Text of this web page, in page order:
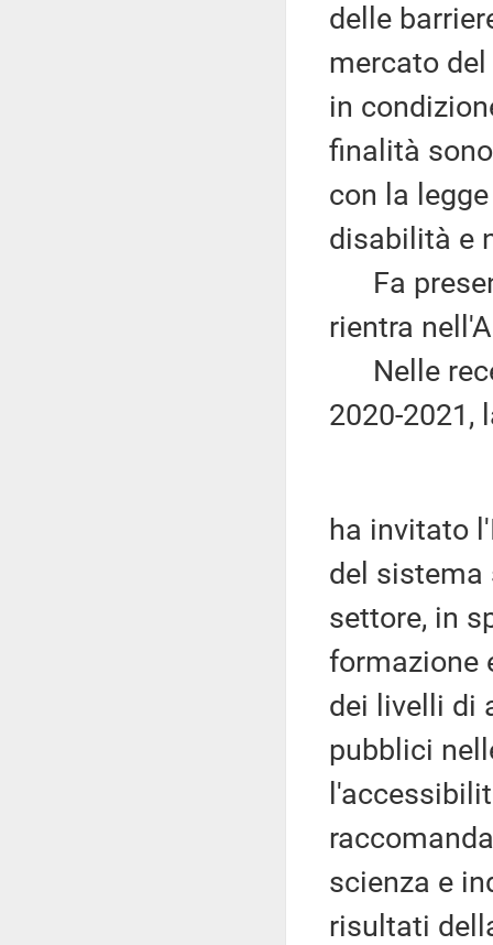
delle
mercato
in
finalità
con la
disabilità e
Fa
rientra
Nelle
2020-2021,
ha invitato
del sistema
settore, in
formazione
dei livelli di
pubblici
scienza e
risultati